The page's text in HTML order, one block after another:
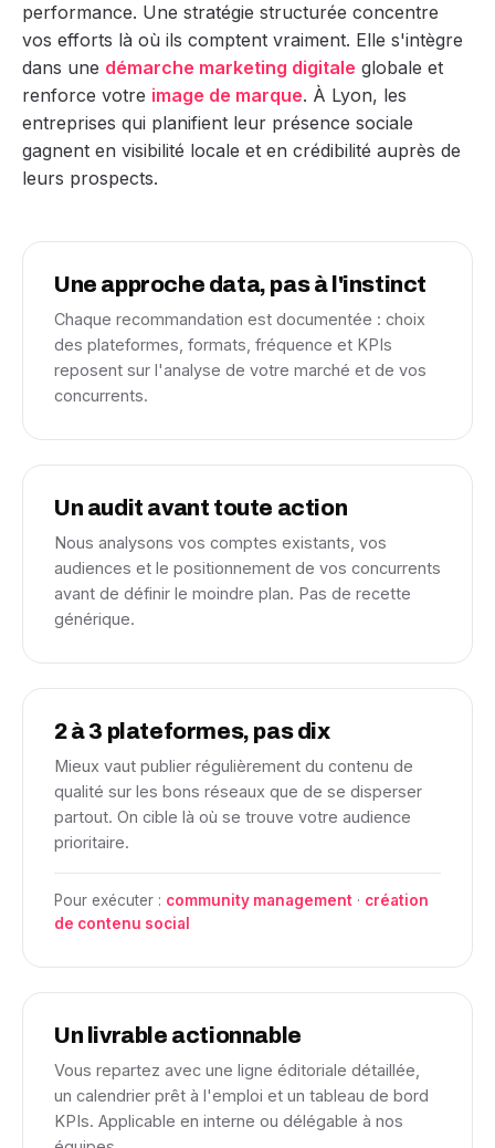
performance. Une stratégie structurée concentre
vos efforts là où ils comptent vraiment. Elle s'intègre
dans une démarche marketing digitale globale et
renforce votre image de marque. À Lyon, les
entreprises qui planifient leur présence sociale
gagnent en visibilité locale et en crédibilité auprès de
leurs prospects.
Une approche data, pas à l'instinct
Chaque recommandation est documentée : choix
des plateformes, formats, fréquence et KPIs
reposent sur l'analyse de votre marché et de vos
concurrents.
Un audit avant toute action
Nous analysons vos comptes existants, vos
audiences et le positionnement de vos concurrents
avant de définir le moindre plan. Pas de recette
générique.
2 à 3 plateformes, pas dix
Mieux vaut publier régulièrement du contenu de
qualité sur les bons réseaux que de se disperser
partout. On cible là où se trouve votre audience
prioritaire.
Pour exécuter : community management · création
de contenu social
Un livrable actionnable
Vous repartez avec une ligne éditoriale détaillée,
un calendrier prêt à l'emploi et un tableau de bord
KPIs. Applicable en interne ou délégable à nos